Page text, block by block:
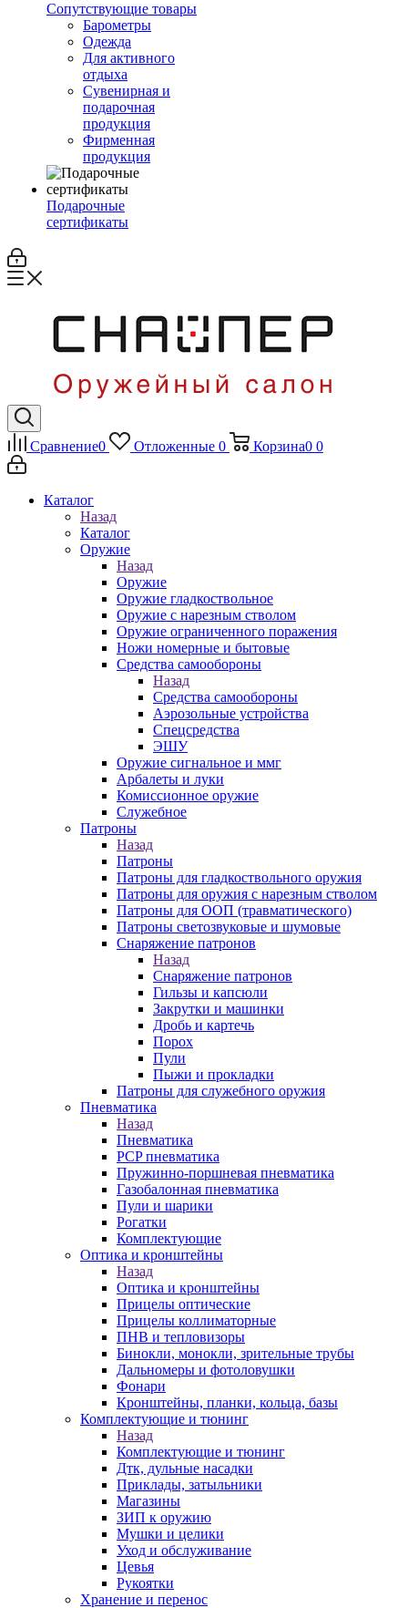
Сопутствующие товары
Барометры
Одежда
Для активного
отдыха
Сувенирная и
подарочная
продукция
Фирменная
продукция
Подарочные
сертификаты
Сравнение0 Отложенные 0 Корзина0 0
Каталог
Назад
Каталог
Оружие
Назад
Оружие
Оружие гладкоствольное
Оружие с нарезным стволом
Оружие ограниченного поражения
Ножи номерные и бытовые
Средства самообороны
Назад
Средства самообороны
Аэрозольные устройства
Спецсредства
ЭШУ
Оружие сигнальное и ммг
Арбалеты и луки
Комиссионное оружие
Служебное
Патроны
Назад
Патроны
Патроны для гладкоствольного оружия
Патроны для оружия с нарезным стволом
Патроны для ООП (травматического)
Патроны светозвуковые и шумовые
Снаряжение патронов
Назад
Снаряжение патронов
Гильзы и капсюли
Закрутки и машинки
Дробь и картечь
Порох
Пули
Пыжи и прокладки
Патроны для служебного оружия
Пневматика
Назад
Пневматика
PCP пневматика
Пружинно-поршневая пневматика
Газобалонная пневматика
Пули и шарики
Рогатки
Комплектующие
Оптика и кронштейны
Назад
Оптика и кронштейны
Прицелы оптические
Прицелы коллиматорные
ПНВ и тепловизоры
Бинокли, монокли, зрительные трубы
Дальномеры и фотоловушки
Фонари
Кронштейны, планки, кольца, базы
Комплектующие и тюнинг
Назад
Комплектующие и тюнинг
Дтк, дульные насадки
Приклады, затыльники
Магазины
ЗИП к оружию
Мушки и целики
Уход и обслуживание
Цевья
Рукоятки
Хранение и перенос